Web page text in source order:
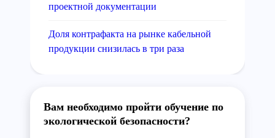
проектной документации
Доля контрафакта на рынке кабельной
продукции снизилась в три раза
Вам необходимо пройти обучение по
экологической безопасности?